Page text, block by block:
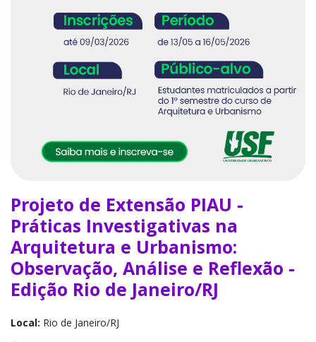
Projeto de Extensão PIAU -
Práticas Investigativas na
Arquitetura e Urbanismo:
Observação, Análise e Reflexão -
Edição Rio de Janeiro/RJ
Local: Rio de Janeiro/RJ